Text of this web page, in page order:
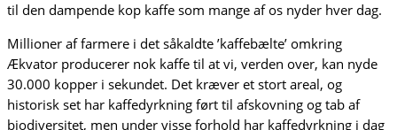
til den dampende kop kaffe som mange af os nyder hver dag.
Millioner af farmere i det såkaldte ’kaffebælte’ omkring
Ækvator producerer nok kaffe til at vi, verden over, kan nyde
30.000 kopper i sekundet. Det kræver et stort areal, og
historisk set har kaffedyrkning ført til afskovning og tab af
biodiversitet, men under visse forhold har kaffedyrkning i dag